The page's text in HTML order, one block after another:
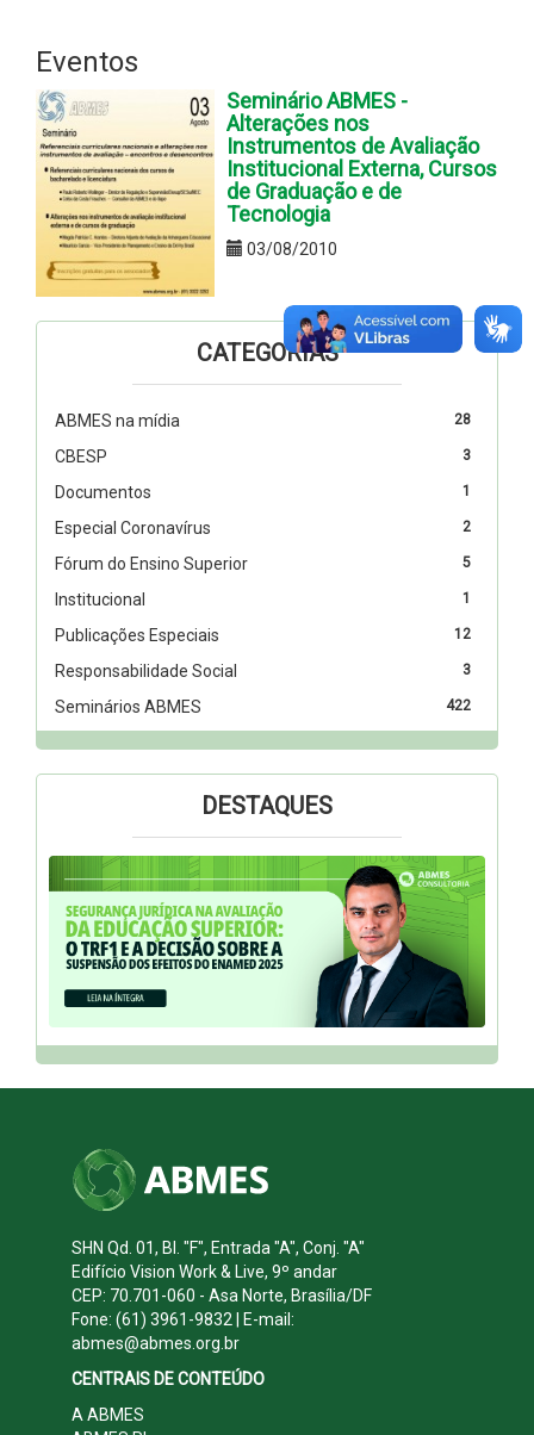
Eventos
Seminário ABMES -
Alterações nos
Instrumentos de Avaliação
Institucional Externa, Cursos
de Graduação e de
Tecnologia
03/08/2010
CATEGORIAS
28
ABMES na mídia
3
CBESP
1
Documentos
2
Especial Coronavírus
5
Fórum do Ensino Superior
1
Institucional
12
Publicações Especiais
3
Responsabilidade Social
422
Seminários ABMES
DESTAQUES
SHN Qd. 01, Bl. "F", Entrada "A", Conj. "A"
Edifício Vision Work & Live, 9º andar
CEP: 70.701-060 - Asa Norte, Brasília/DF
Fone: (61) 3961-9832 | E-mail:
abmes@abmes.org.br
CENTRAIS DE CONTEÚDO
A ABMES